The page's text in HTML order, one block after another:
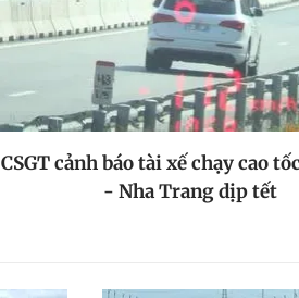
CSGT cảnh báo tài xế chạy cao
- Nha Trang dịp tết